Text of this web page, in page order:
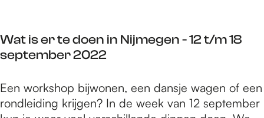
3
0
9
r
e
Wat is er te doen in Nijmegen - 12 t/m 18
september 2022
W
a
Een workshop bijwonen, een dansje wagen of een
rondleiding krijgen? In de week van 12 september